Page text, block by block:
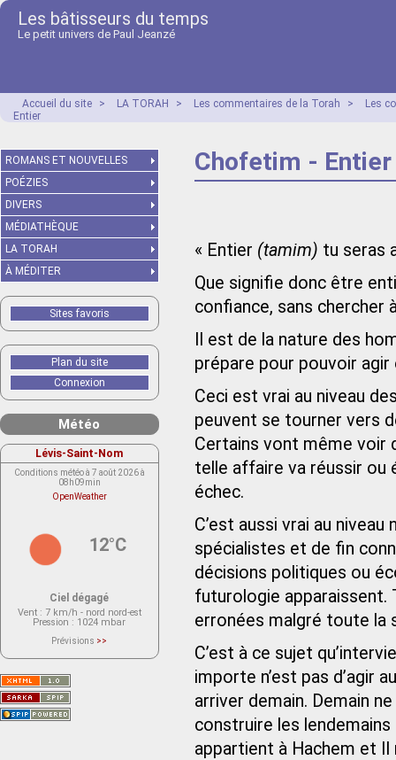
Les bâtisseurs du temps
Le petit univers de Paul Jeanzé
Accueil du site > LA TORAH > Les commentaires de la Torah >
Les
Entier
Chofetim - Entier
« Entier (tamim) tu seras
Que signifie donc être
confiance, sans chercher
Il est de la nature des
prépare pour pouvoir agir
Ceci est vrai au niveau
peuvent se tourner vers
Certains vont même voir
telle affaire va réussir ou
échec.
C’est aussi vrai au
spécialistes et de fin
décisions politiques ou
futurologie apparaissent.
erronées malgré toute la
C’est à ce sujet
importe n’est pas d’agir
arriver demain. Demain
construire les lendemains
appartient à Hachem et Il
ROMANS ET NOUVELLES
POÉZIES
DIVERS
MÉDIATHÈQUE
LA TORAH
À MÉDITER
Sites favoris
Plan du site
Connexion
Météo
Lévis-Saint-Nom
Conditions météo à 7 août 2026 à
08h09min
OpenWeather
12°C
Ciel dégagé
Vent : 7 km/h - nord nord-est
Pression : 1024 mbar
Prévisions >>
actuellement aucune prévision
Saint-Nom.
Veuillez consulter le message du
service ci-dessous.
(401 - Invalid API key. Please see
https://openweathermap.org/faq#error401